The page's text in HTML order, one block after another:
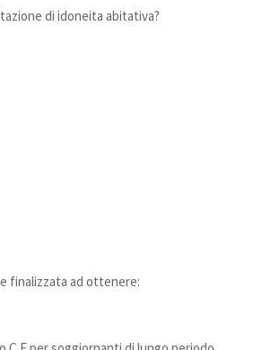
di idoneita abitativa?
finalizzata ad ottenere: